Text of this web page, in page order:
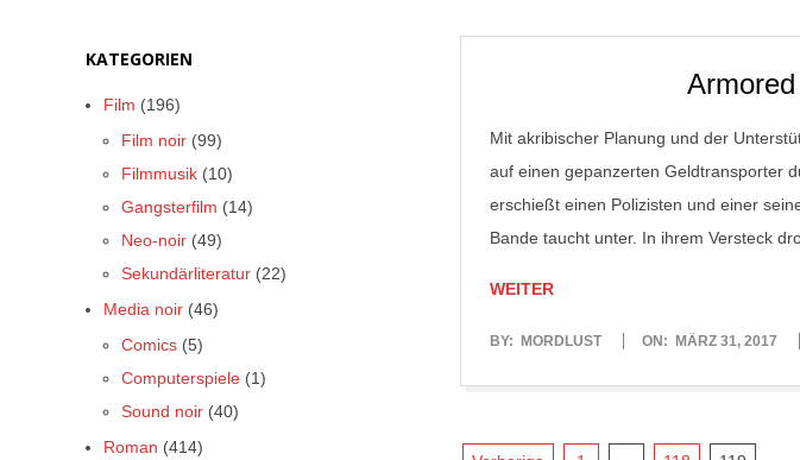
Mit akribischer Planung und der
auf einen gepanzerten Geldtransporter
erschießt einen Polizisten und einer
Bande taucht unter. In ihrem Versteck
WEITER
2017-
BY: MORDLUST ON: MÄRZ 31, 2017
KATEGORIEN
Film (196)
Film noir (99)
Filmmusik (10)
Gangsterfilm (14)
Neo-noir (49)
Sekundärliteratur (22)
Media noir (46)
Comics (5)
Computerspiele (1)
Sound noir (40)
Roman (414)